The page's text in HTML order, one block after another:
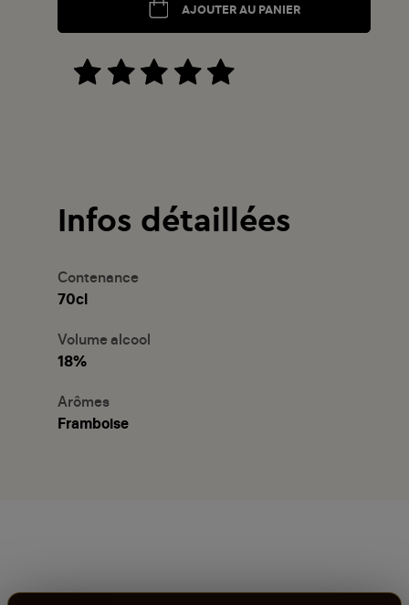
AJOUTER AU PANIER
Infos détaillées
Contenance
70cl
Volume alcool
18%
Arômes
Framboise